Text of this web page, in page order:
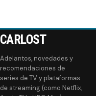
CARLOST
Adelantos, novedades y
recomendaciones de
series de TV y plataformas
de streaming (como Netflix,